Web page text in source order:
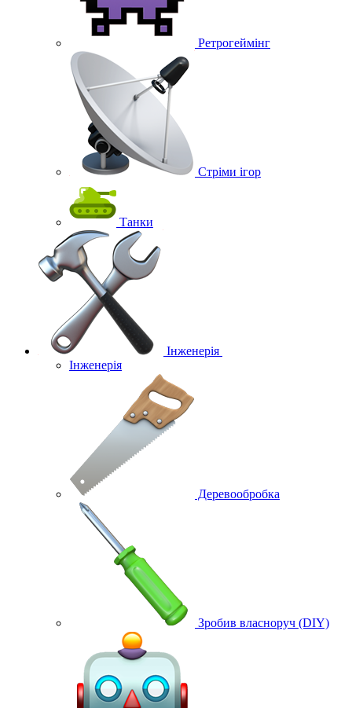
Ретрогеймінг
Стріми ігор
Танки
Інженерія
Інженерія
Деревообробка
Зробив власноруч (DIY)